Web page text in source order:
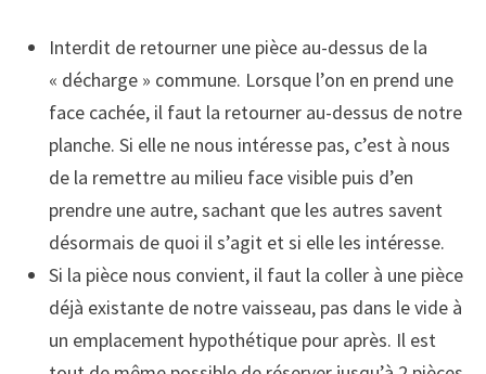
Interdit de retourner une pièce au-dessus de la
« décharge » commune. Lorsque l’on en prend une
face cachée, il faut la retourner au-dessus de notre
planche. Si elle ne nous intéresse pas, c’est à nous
de la remettre au milieu face visible puis d’en
prendre une autre, sachant que les autres savent
désormais de quoi il s’agit et si elle les intéresse.
Si la pièce nous convient, il faut la coller à une pièce
déjà existante de notre vaisseau, pas dans le vide à
un emplacement hypothétique pour après. Il est